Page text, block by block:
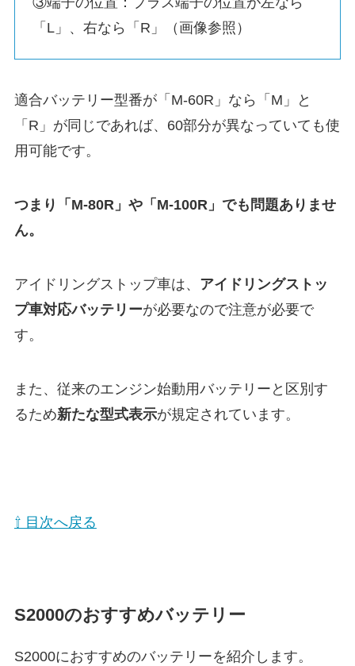
「L」、右なら「R」（画像参照）
適合バッテリー型番が「M-60R」なら「M」と
「R」が同じであれば、60部分が異なっていても使
用可能です。
つまり「M-80R」や「M-100R」でも問題ありませ
ん。
アイドリングストップ車は、 アイドリングストッ
プ車対応バッテリーが必要なので注意が必要で
す。
また、従来のエンジン始動用バッテリーと区別す
るため新たな型式表示が規定されています。
⇧ 目次へ戻る
S2000のおすすめバッテリー
S2000におすすめのバッテリーを紹介します。